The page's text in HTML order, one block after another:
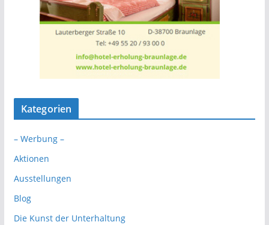
Kategorien
– Werbung –
Aktionen
Ausstellungen
Blog
Die Kunst der Unterhaltung